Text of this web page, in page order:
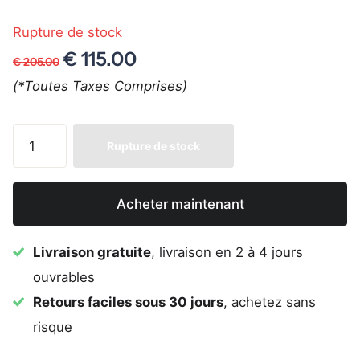
Rupture de stock
€ 205.00 € 115.00
(*Toutes Taxes Comprises)
Rupture de stock
Acheter maintenant
Livraison gratuite, livraison en 2 à 4 jours
ouvrables
Retours faciles sous 30 jours, achetez sans
risque